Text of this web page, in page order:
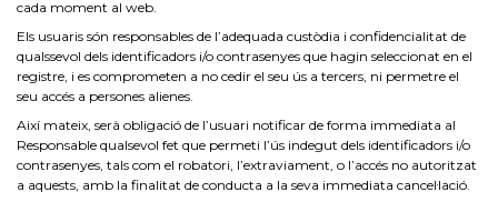
cada moment al web.
Els usuaris són responsables de l’adequada custòdia i confidencialitat de
qualssevol dels identificadors i/o contrasenyes que hagin seleccionat en el
registre, i es comprometen a no cedir el seu ús a tercers, ni permetre el
seu accés a persones alienes.
Així mateix, serà obligació de l’usuari notificar de forma immediata al
Responsable qualsevol fet que permeti l’ús indegut dels identificadors i/o
contrasenyes, tals com el robatori, l’extraviament, o l’accés no autoritzat
a aquests, amb la finalitat de conducta a la seva immediata cancel·lació.